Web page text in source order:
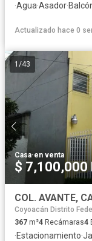
·Agua·Asador·
Actualizado hace 0
1 /43
Casa·en venta
$ 7,100,000
COL. AVANTE,
Coyoacán Distrito
367 m²4 Recámaras4
·Estacionamiento·